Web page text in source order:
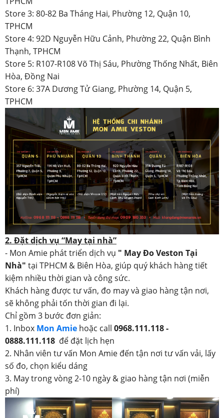
Store 3: 80-82 Ba Tháng Hai, Phường 12, Quận 10,
TPHCM
Store 4: 92D Nguyễn Hữu Cảnh, Phường 22, Quận Bình
Thạnh, TPHCM
Store 5: R107-R108 Võ Thị Sáu, Phường Thống Nhất, Biên
Hòa, Đồng Nai
Store 6: 37A Dương Tử Giang, Phường 14, Quận 5,
TPHCM
2. Đặt dịch vụ “May tại nhà”
- Mon Amie phát triển dịch vụ " May Đo Veston Tại
Nhà" tại TPHCM & Biên Hòa, giúp quý khách hàng tiết
kiệm nhiều thời gian và công sức.
Khách hàng được tư vấn, đo may và giao hàng tận nơi,
sẽ không phải tốn thời gian đi lại.
Chỉ gồm 3 bước đơn giản:
1. Inbox Mon Amie hoặc call 0968.111.118 -
0888.111.118 để đặt lịch hẹn
2. Nhân viên tư vấn Mon Amie đến tận nơi tư vấn vải, lấy
số đo, chọn kiểu dáng
3. May trong vòng 2-10 ngày & giao hàng tận nơi (miễn
phí)